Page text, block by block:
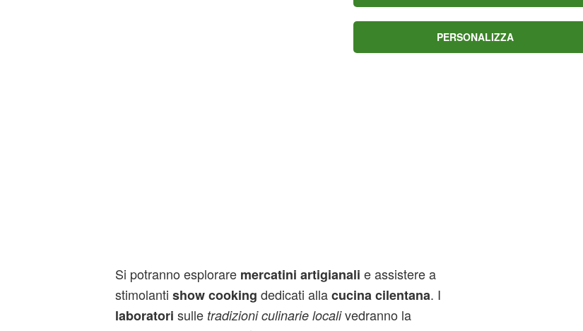
Si potranno esplorare mercatini artigianali e assistere a
stimolanti show cooking dedicati allacucina cilentana. I
laboratori sulle tradizioni culinarie localivedranno la
PERSONALIZZA